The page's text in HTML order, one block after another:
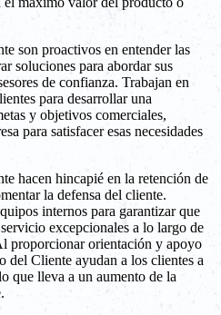
son proactivos en entender las
soluciones para abordar sus
de confianza. Trabajan en
para desarrollar una
y objetivos comerciales,
para satisfacer esas necesidades
hacen hincapié en la retención de
la defensa del cliente.
internos para garantizar que
excepcionales a lo largo de
proporcionar orientación y apoyo
del Cliente ayudan a los clientes a
que lleva a un aumento de la